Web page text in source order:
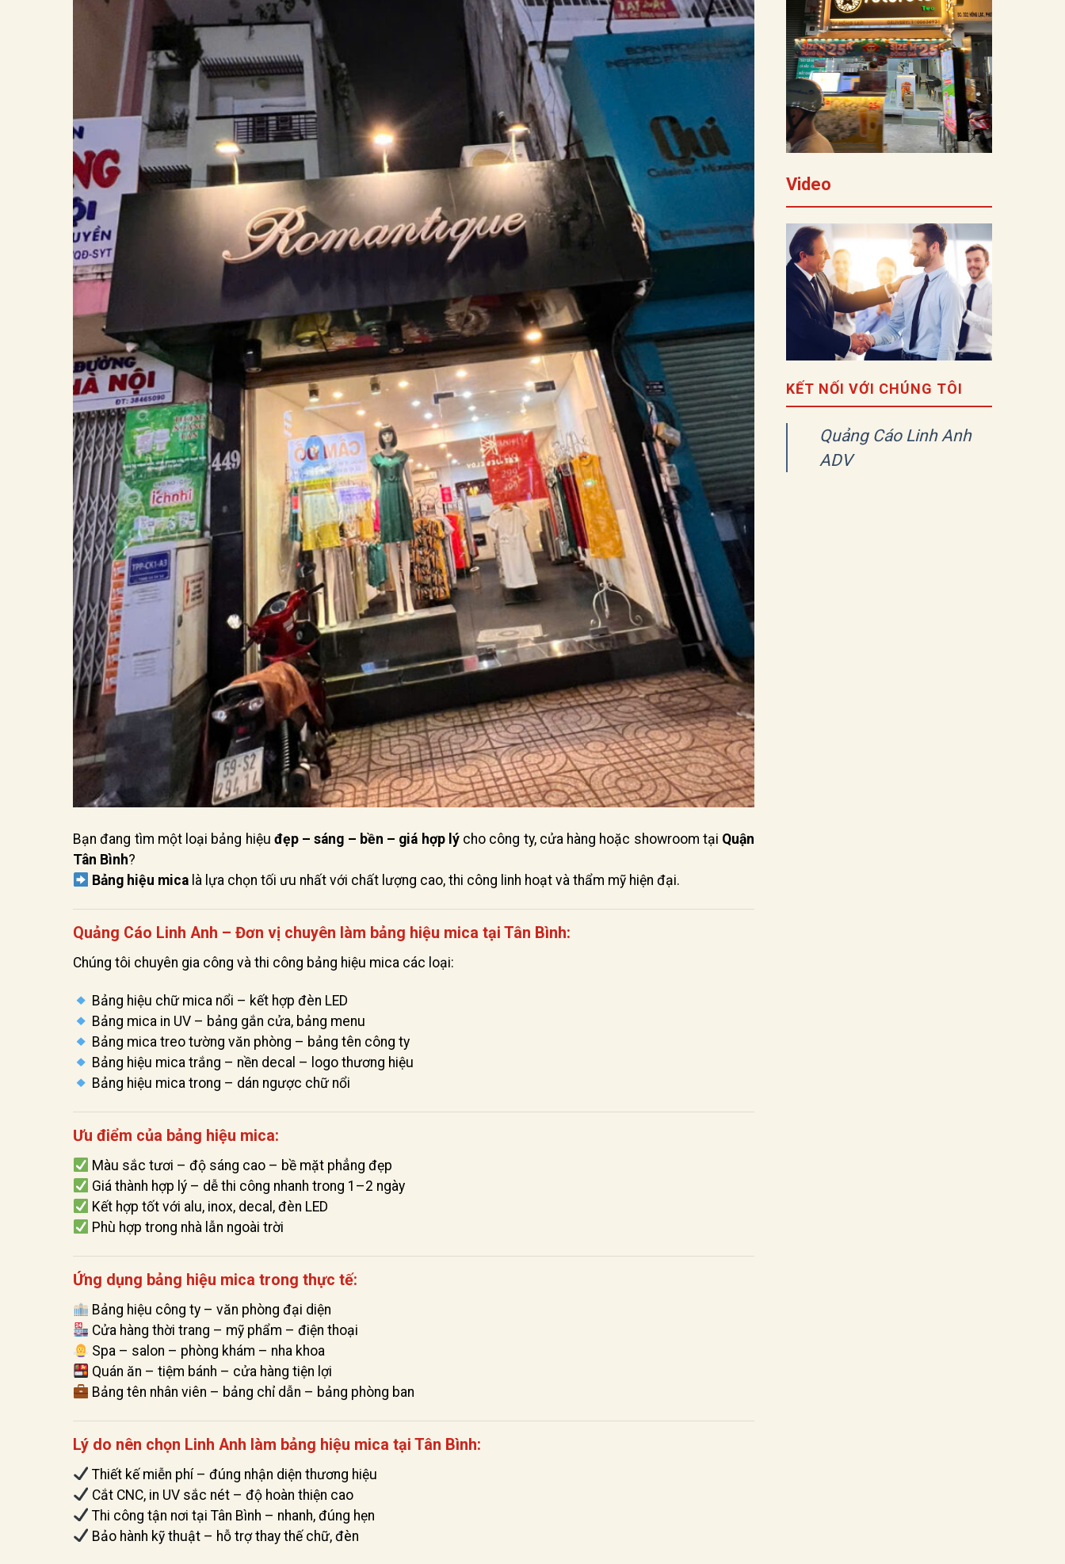
Bạn đang tìm một loại bảng hiệu đẹp – sáng – bền – giá hợp lýcho công ty, cửa hàng hoặc showroom tại Quận
Tân Bình?
Bảng hiệu mica là lựa chọn tối ưu nhất với chất lượng cao, thi công linh hoạt và thẩm mỹ hiện đại.
Quảng Cáo Linh Anh – Đơn vị chuyên làm bảng hiệu mica tại Tân Bình:
Chúng tôi chuyên gia công và thi công bảng hiệu mica các loại:
Bảng hiệu chữ mica nổi – kết hợp đèn LED
Bảng mica in UV – bảng gắn cửa, bảng menu
Bảng mica treo tường văn phòng – bảng tên công ty
Bảng hiệu mica trắng – nền decal – logo thương hiệu
Bảng hiệu mica trong – dán ngược chữ nổi
Ưu điểm của bảng hiệu mica:
Màu sắc tươi – độ sáng cao – bề mặt phẳng đẹp
Giá thành hợp lý – dễ thi công nhanh trong 1–2 ngày
Kết hợp tốt với alu, inox, decal, đèn LED
Phù hợp trong nhà lẫn ngoài trời
Ứng dụng bảng hiệu mica trong thực tế:
Bảng hiệu công ty – văn phòng đại diện
Cửa hàng thời trang – mỹ phẩm – điện thoại
Spa – salon – phòng khám – nha khoa
Quán ăn – tiệm bánh – cửa hàng tiện lợi
Bảng tên nhân viên – bảng chỉ dẫn – bảng phòng ban
Lý do nên chọn Linh Anh làm bảng hiệu mica tại Tân Bình:
Thiết kế miễn phí – đúng nhận diện thương hiệu
Cắt CNC, in UV sắc nét – độ hoàn thiện cao
Thi công tận nơi tại Tân Bình – nhanh, đúng hẹn
Bảo hành kỹ thuật – hỗ trợ thay thế chữ, đèn
Video
KẾT NỐI VỚI CHÚNG TÔI
Quảng Cáo Linh Anh
ADV